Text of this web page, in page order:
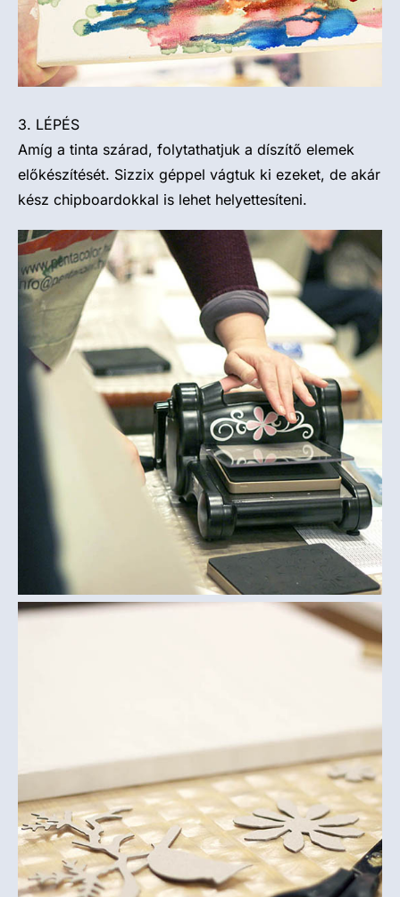
3. LÉPÉS
Amíg a tinta szárad, folytathatjuk a díszítő elemek
előkészítését. Sizzix géppel vágtuk ki ezeket, de akár
kész chipboardokkal is lehet helyettesíteni.